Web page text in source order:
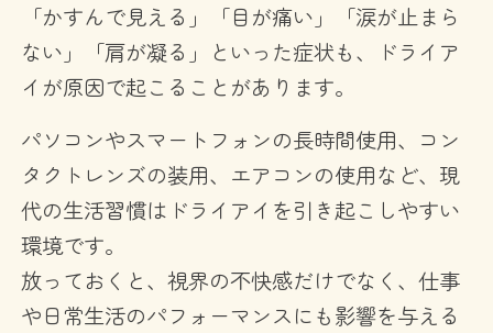
「かすんで見える」「目が痛い」「涙が止まら
ない」「肩が凝る」といった症状も、ドライア
イが原因で起こることがあります。
パソコンやスマートフォンの長時間使用、コン
タクトレンズの装用、エアコンの使用など、現
代の生活習慣はドライアイを引き起こしやすい
環境です。
放っておくと、視界の不快感だけでなく、仕事
や日常生活のパフォーマンスにも影響を与える